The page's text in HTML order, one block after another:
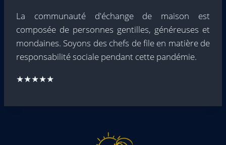
La communauté d'échange de maison est
composée de personnes gentilles, généreuses et
mondaines. Soyons des chefs de file en matière de
responsabilité sociale pendant cette pandémie.
★★★★★